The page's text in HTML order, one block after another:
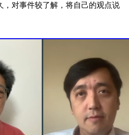
，对事件较了解，将自己的观点说